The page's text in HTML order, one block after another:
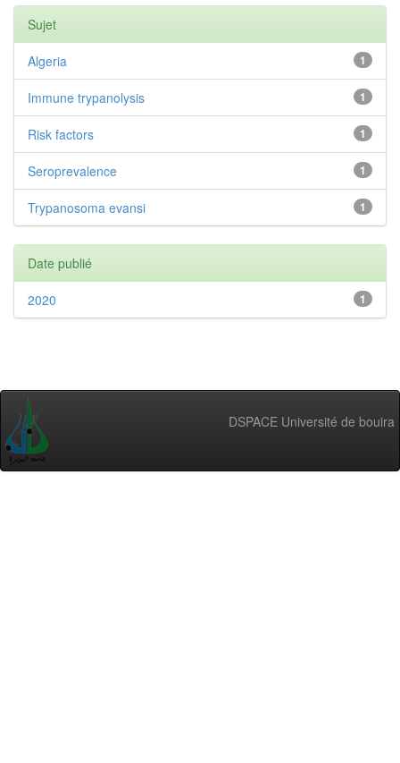
Sujet
1
Algeria
1
Immune trypanolysis
1
Risk factors
1
Seroprevalence
1
Trypanosoma evansi
Date publié
1
2020
DSPACE Université de bouira